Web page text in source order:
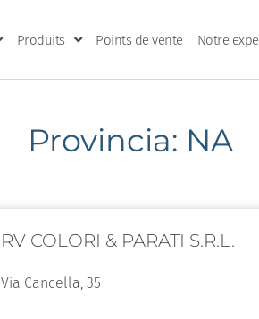
Produits Points de vente Notre
Provincia: NA
RV COLORI & PARATI S.R.L.
Via Cancella, 35